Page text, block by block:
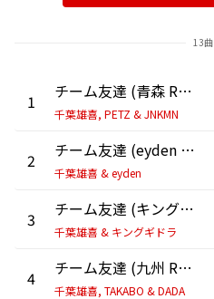
13曲
1 チーム友達 (青森 Remix)
千葉雄喜, PETZ & JNKMN
2 チーム友達 (eyden Remix)
千葉雄喜 & eyden
3 チーム友達 (キングギドラ Remix)
千葉雄喜 & キングギドラ
4 チーム友達 (九州 Remix)
千葉雄喜, TAKABO & DADA